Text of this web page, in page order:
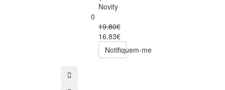
Novity
0
19.80€
16.83€
Notifiquem-me